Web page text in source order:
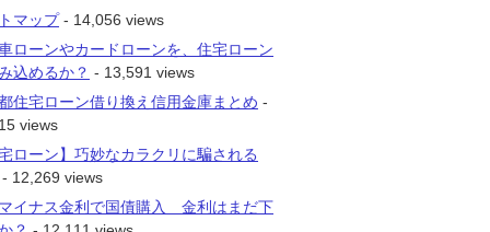
マップ- 14,056 views
ローンやカードローンを、住宅ローン
込めるか？ - 13,591 views
住宅ローン借り換え信用金庫まとめ -
views
ローン】巧妙なカラクリに騙される
12,269 views
イナス金利で国債購入 金利はまだ下